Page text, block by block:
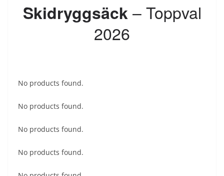
Skidryggsäck– Toppval
2026
No products found.
No products found.
No products found.
No products found.